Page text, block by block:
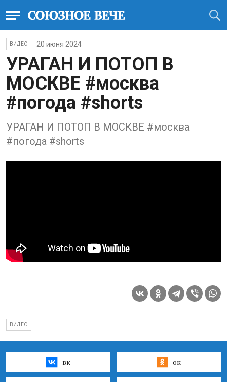
ВИДЕО 20 июня 2024
УРАГАН И ПОТОП В
МОСКВЕ #москва
#погода #shorts
УРАГАН И ПОТОП В МОСКВЕ #москва
#погода #shorts
ВИДЕО
вк ок